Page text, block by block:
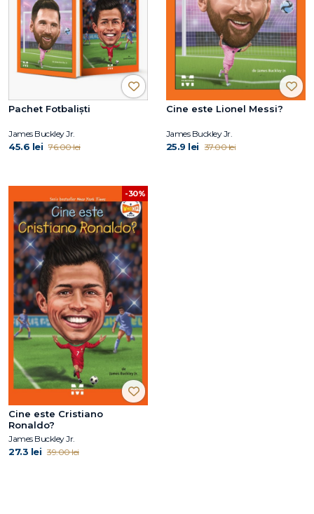
Pachet Fotbaliști
James Buckley Jr.
45.6 lei 76.00 lei
Cine este Lionel Messi?
James Buckley Jr.
25.9 lei 37.00 lei
-30%
Cine este Cristiano
Ronaldo?
James Buckley Jr.
27.3 lei 39.00 lei